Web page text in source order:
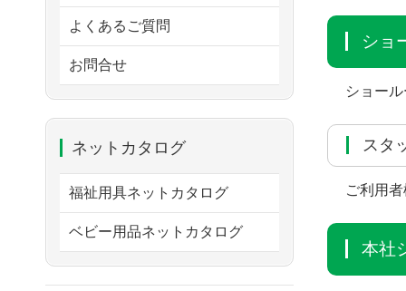
シ
ショー
ス
ご利用
本
よくあるご質問
お問合せ
ネットカタログ
福祉用具ネットカタログ
ベビー用品ネットカタログ